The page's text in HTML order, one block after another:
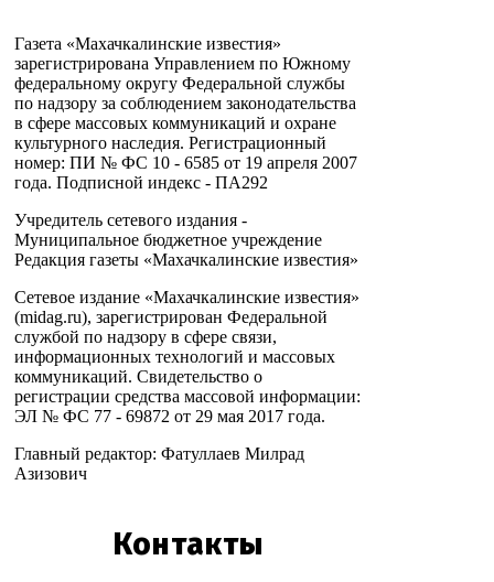
Газета «Махачкалинские известия»
зарегистрирована Управлением по Южному
федеральному округу Федеральной службы
по надзору за соблюдением законодательства
в сфере массовых коммуникаций и охране
культурного наследия. Регистрационный
номер: ПИ № ФС 10 - 6585 от 19 апреля 2007
года. Подписной индекс - ПА292
Учредитель сетевого издания -
Муниципальное бюджетное учреждение
Редакция газеты «Махачкалинские известия»
Сетевое издание «Махачкалинские известия»
(midag.ru), зарегистрирован Федеральной
службой по надзору в сфере связи,
информационных технологий и массовых
коммуникаций. Свидетельство о
регистрации средства массовой информации:
ЭЛ № ФС 77 - 69872 от 29 мая 2017 года.
Главный редактор: Фатуллаев Милрад
Азизович
Контакты